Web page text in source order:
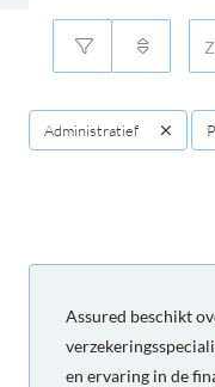
Administratief
Assured beschikt
en ervaring in de